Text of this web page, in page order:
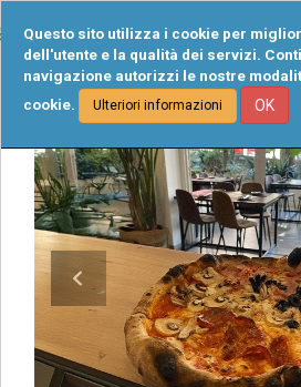
Questo sito utilizza i cookie per
dell'utente e la qualità dei servizi.
navigazione autorizzi le nostre
cookie.
Ulteriori informazioni OK